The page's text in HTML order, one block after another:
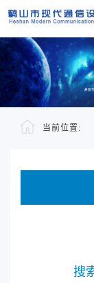
当前位置:
搜